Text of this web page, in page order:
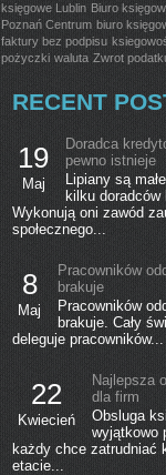
księgowe Lublin Biuro
Poznań Centrum biuro
faktury bez podpisu
pożyczki waluta Zwrot
RECENT
19
Maj
Doradca
pewno istnieje
Lipiany są
kilku
Wykonują oni zawód
społecznego...
8
Maj
Pracowników
brakuje
Pracowników
brakuje. Cały
deleguje pracowników...
22
Kwiecień
Najlepsza
dla firm
Obsluga
wyjątkowo
każdy chce zatrudniać
etacie...